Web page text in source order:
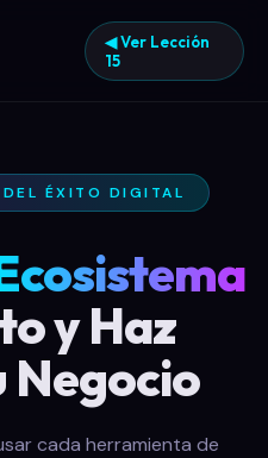
◀ Ver Lección
15
ÉXITO DIGITAL
y Haz
Negocio
cada herramienta de